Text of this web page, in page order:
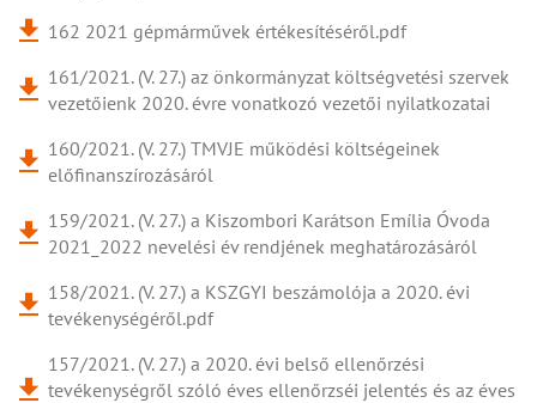
162 2021 gépmárművek értékesítéséről.pdf
161/2021. (V. 27.) az önkormányzat költségvetési szervek
vezetőienk 2020. évre vonatkozó vezetői nyilatkozatai
160/2021. (V. 27.) TMVJE működési költségeinek
előfinanszírozásáról
159/2021. (V. 27.) a Kiszombori Karátson Emília Óvoda
2021_2022 nevelési év rendjének meghatározásáról
158/2021. (V. 27.) a KSZGYI beszámolója a 2020. évi
tevékenységéről.pdf
157/2021. (V. 27.) a 2020. évi belső ellenőrzési
tevékenységről szóló éves ellenőrzséi jelentés és az éves